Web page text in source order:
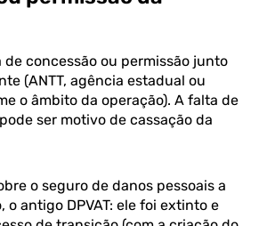
de concessão ou permissão junto
(ANTT, agência estadual ou
o âmbito da operação). A falta de
ser motivo de cassação da
o seguro de danos pessoais a
antigo DPVAT: ele foi extinto e